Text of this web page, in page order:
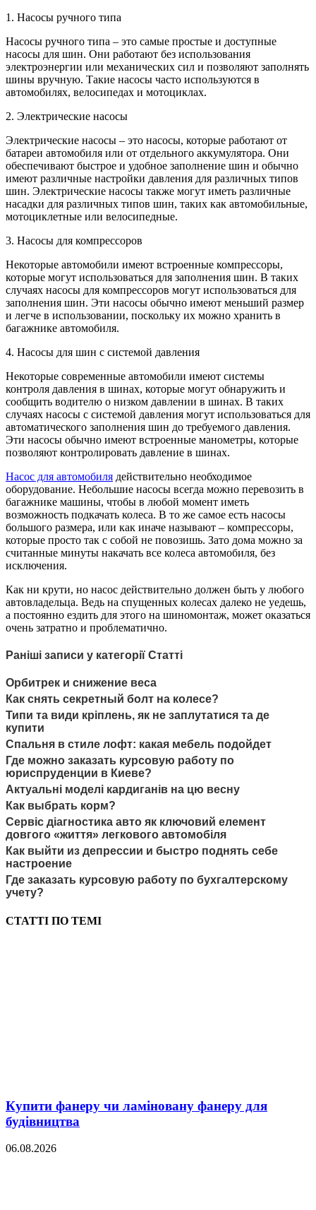
1. Насосы ручного типа
Насосы ручного типа – это самые простые и доступные
насосы для шин. Они работают без использования
электроэнергии или механических сил и позволяют заполнять
шины вручную. Такие насосы часто используются в
автомобилях, велосипедах и мотоциклах.
2. Электрические насосы
Электрические насосы – это насосы, которые работают от
батареи автомобиля или от отдельного аккумулятора. Они
обеспечивают быстрое и удобное заполнение шин и обычно
имеют различные настройки давления для различных типов
шин. Электрические насосы также могут иметь различные
насадки для различных типов шин, таких как автомобильные,
мотоциклетные или велосипедные.
3. Насосы для компрессоров
Некоторые автомобили имеют встроенные компрессоры,
которые могут использоваться для заполнения шин. В таких
случаях насосы для компрессоров могут использоваться для
заполнения шин. Эти насосы обычно имеют меньший размер
и легче в использовании, поскольку их можно хранить в
багажнике автомобиля.
4. Насосы для шин с системой давления
Некоторые современные автомобили имеют системы
контроля давления в шинах, которые могут обнаружить и
сообщить водителю о низком давлении в шинах. В таких
случаях насосы с системой давления могут использоваться для
автоматического заполнения шин до требуемого давления.
Эти насосы обычно имеют встроенные манометры, которые
позволяют контролировать давление в шинах.
Насос для автомобиля действительно необходимое
оборудование. Небольшие насосы всегда можно перевозить в
багажнике машины, чтобы в любой момент иметь
возможность подкачать колеса. В то же самое есть насосы
большого размера, или как иначе называют – компрессоры,
которые просто так с собой не повозишь. Зато дома можно за
считанные минуты накачать все колеса автомобиля, без
исключения.
Как ни крути, но насос действительно должен быть у любого
автовладельца. Ведь на спущенных колесах далеко не уедешь,
а постоянно ездить для этого на шиномонтаж, может оказаться
очень затратно и проблематично.
Раніші записи у категорії Статті
Орбитрек и снижение веса
Как снять секретный болт на колесе?
Типи та види кріплень, як не заплутатися та де
купити
Спальня в стиле лофт: какая мебель подойдет
Где можно заказать курсовую работу по
юриспруденции в Киеве?
Актуальні моделі кардиганів на цю весну
Как выбрать корм?
Сервіс діагностика авто як ключовий елемент
довгого «життя» легкового автомобіля
Как выйти из депрессии и быстро поднять себе
настроение
Где заказать курсовую работу по бухгалтерскому
учету?
СТАТТІ ПО ТЕМІ
Купити фанеру чи ламіновану фанеру для
будівництва
06.08.2026